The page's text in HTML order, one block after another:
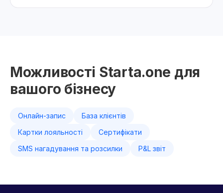
Можливості Starta.one для
вашого бізнесу
Онлайн-запис
База клієнтів
Картки лояльності
Сертифікати
SMS нагадування та розсилки
P&L звіт